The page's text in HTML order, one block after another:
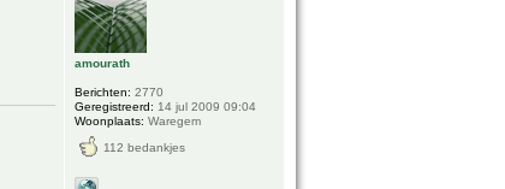
amourath
Berichten: 2770
Geregistreerd: 14 jul 2009 09:04
Woonplaats: Waregem
112 bedankjes